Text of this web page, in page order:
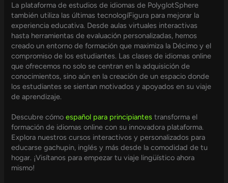
La plataforma de estudios de idiomas de PolyglotSphere
también utiliza las últimas tecnologíFigura para mejorar la
experiencia educativa. Desde aulas virtuales interactivas
hasta herramientas de evaluación personalizadas, hemos
creado un entorno de formación que maximiza la Décimo y el
compromiso de los estudiantes. Las clases de idiomas online
que ofrecemos no solo se centran en la adquisición de
conocimientos, sino aún en la creación de un espacio donde
los estudiantes se sientan motivados y apoyados en su viaje
de aprendizaje.
Descubre cómoespañol para principiantes transforma el
formación de idiomas online con su innovadora plataforma.
Explora nuestros cursos interactivos y personalizados para
educarse gachupin, inglés y más desde la comodidad de tu
hogar. ¡Visítanos para empezar tu viaje lingüístico ahora
mismo!